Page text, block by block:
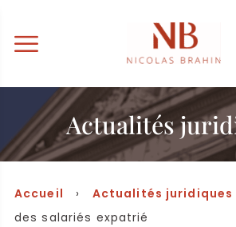
Actualités
Accueil › Actualités juridiques
des salariés expatrié